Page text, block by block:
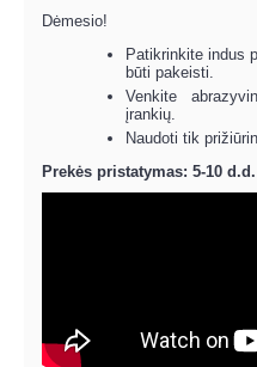
Dėmesio!
Patikrinkite indus
būti pakeisti.
Venkite
įrankių.
Naudoti tik
Prekės pristatymas: 5-10 d.d.